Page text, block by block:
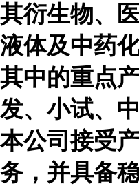
其衍生物、
液体及中药
其中的重点
发、小试、
本公司接受
务，并具备